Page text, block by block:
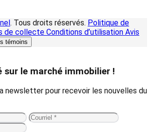
. Tous droits réservés. Politique de
de collecte Conditions d’utilisation Avis
témoins
sur le marché immobilier !
newsletter pour recevoir les nouvelles du